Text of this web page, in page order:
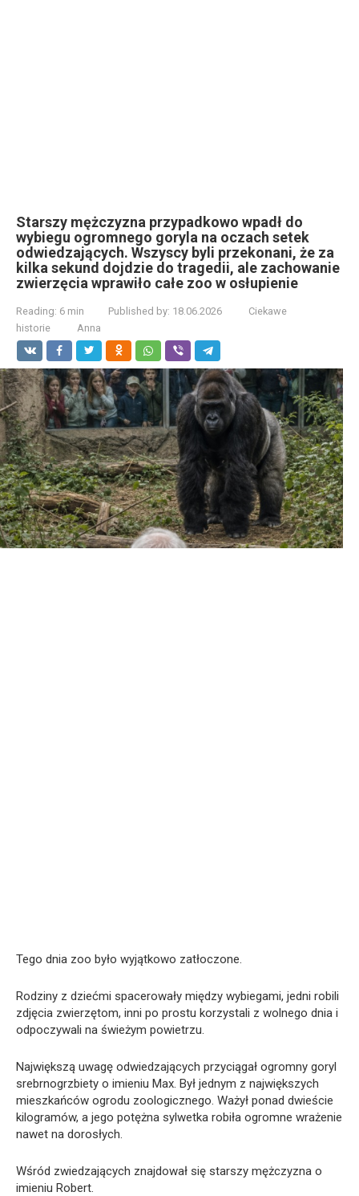
Starszy mężczyzna przypadkowo wpadł do
wybiegu ogromnego goryla na oczach setek
odwiedzających. Wszyscy byli przekonani, że za
kilka sekund dojdzie do tragedii, ale zachowanie
zwierzęcia wprawiło całe zoo w osłupienie
Reading: 6 min Published by: 18.06.2026
Ciekawe
historie
Anna
Tego dnia zoo było wyjątkowo zatłoczone.
Rodziny z dziećmi spacerowały między wybiegami, jedni robili
zdjęcia zwierzętom, inni po prostu korzystali z wolnego dnia i
odpoczywali na świeżym powietrzu.
Największą uwagę odwiedzających przyciągał ogromny goryl
srebrnogrzbiety o imieniu Max. Był jednym z największych
mieszkańców ogrodu zoologicznego. Ważył ponad dwieście
kilogramów, a jego potężna sylwetka robiła ogromne wrażenie
nawet na dorosłych.
Wśród zwiedzających znajdował się starszy mężczyzna o
imieniu Robert.